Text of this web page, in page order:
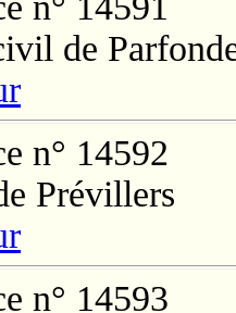
de
n° 14592
Prévillers
n° 14593